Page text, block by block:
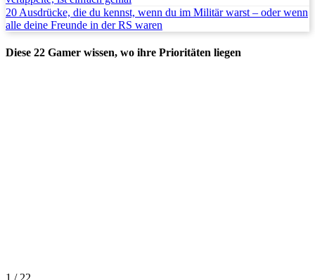
20 Ausdrücke, die du kennst, wenn du im Militär warst – oder wenn
alle deine Freunde in der RS waren
Diese 22 Gamer wissen, wo ihre Prioritäten liegen
1 / 22